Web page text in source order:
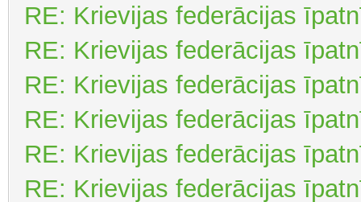
RE: Krievijas federācijas
RE: Krievijas federācijas
RE: Krievijas federācijas
RE: Krievijas federācijas
RE: Krievijas federācijas
RE: Krievijas federācijas